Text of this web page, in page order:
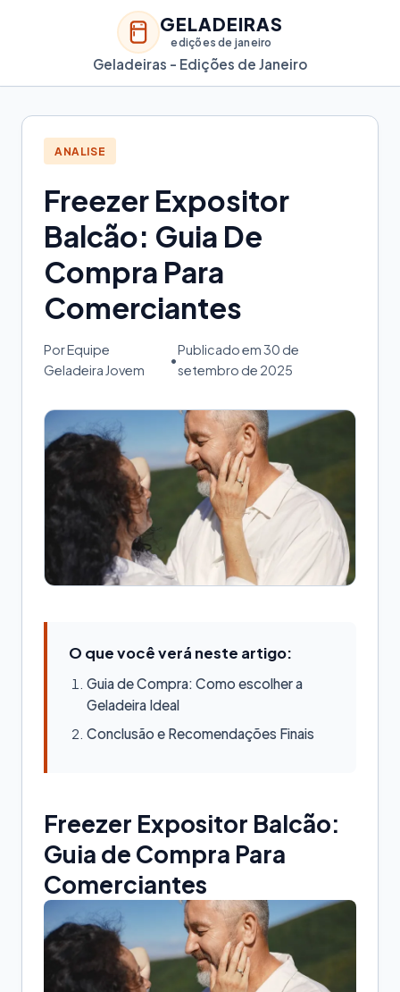
GELADEIRAS
edições de janeiro
Geladeiras - Edições de Janeiro
ANALISE
Freezer Expositor
Balcão: Guia De
Compra Para
Comerciantes
Por Equipe
Geladeira Jovem
•
Publicado em 30 de
setembro de 2025
O que você verá neste artigo:
Guia de Compra: Como escolher a
Geladeira Ideal
Conclusão e Recomendações Finais
Freezer Expositor Balcão:
Guia de Compra Para
Comerciantes